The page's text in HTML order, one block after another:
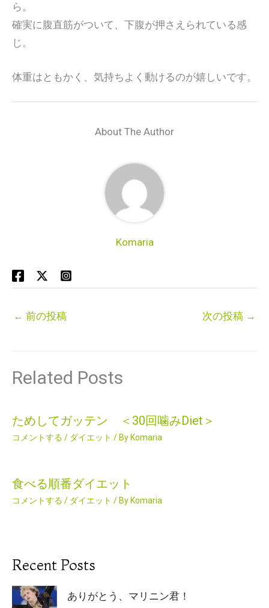
ら。
確実に腹直筋がついて、下腹が押さえられている感
じ。
体重はともかく、気持ちよく動けるのが嬉しいです。
About The Author
Komaria
← 前の投稿 次の投稿 →
Related Posts
ためしてガッテン ＜30回噛みDiet＞
コメントする / ダイエット / ByKomaria
食べる順番ダイエット
コメントする / ダイエット / ByKomaria
Recent Posts
ありがとう、マリニン君！